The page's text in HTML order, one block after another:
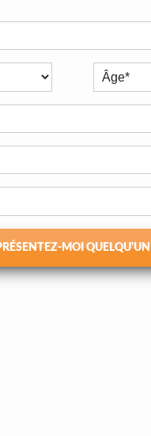
MOI QUELQU'UN